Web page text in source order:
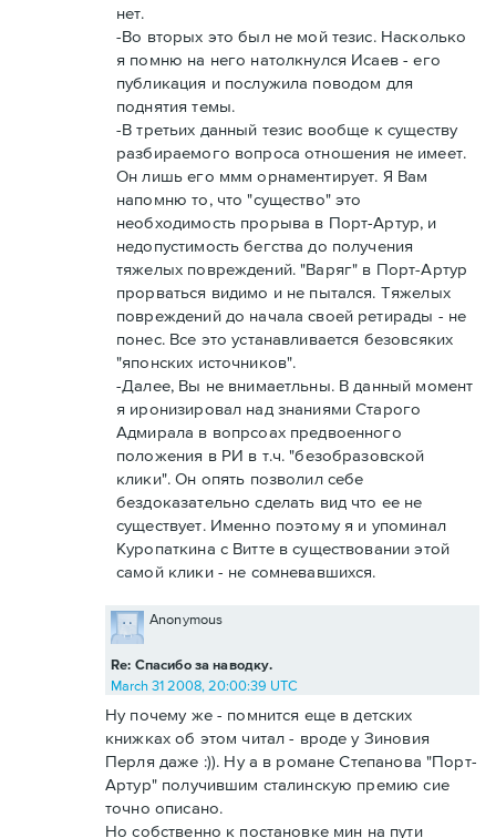
нет.
-Во вторых это был не мой тезис. Насколько
я помню на него натолкнулся Исаев - его
публикация и послужила поводом для
поднятия темы.
-В третьих данный тезис вообще к существу
разбираемого вопроса отношения не имеет.
Он лишь его ммм орнаментирует. Я Вам
напомню то, что "существо" это
необходимость прорыва в Порт-Артур, и
недопустимость бегства до получения
тяжелых повреждений. "Варяг" в Порт-Артур
прорваться видимо и не пытался. Тяжелых
повреждений до начала своей ретирады - не
понес. Все это устанавливается безовсяких
"японских источников".
-Далее, Вы не внимаетльны. В данный момент
я иронизировал над знаниями Старого
Адмирала в вопрсоах предвоенного
положения в РИ в т.ч. "безобразовской
клики". Он опять позволил себе
бездоказательно сделать вид что ее не
существует. Именно поэтому я и упоминал
Куропаткина с Витте в существовании этой
самой клики - не сомневавшихся.
Re: Спасибо за наводку.
Anonymous
March 31 2008, 20:00:39 UTC
Ну почему же - помнится еще в детских
книжках об этом читал - вроде у Зиновия
Перля даже :)). Ну а в романе Степанова "Порт-
Артур" получившим сталинскую премию сие
точно описано.
Но собственно к постановке мин на пути